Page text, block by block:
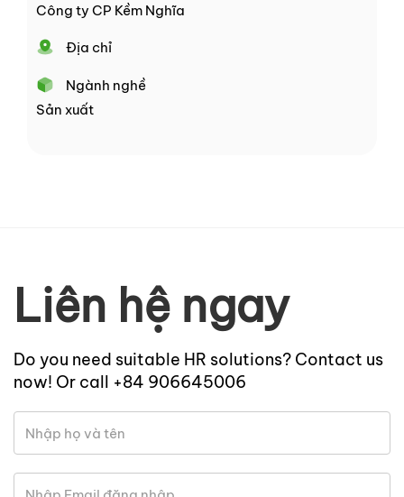
Công ty CP Kềm Nghĩa
Địa chỉ
Ngành nghề
Sản xuất
Liên hệ ngay
Do you need suitable HR solutions? Contact us
now! Or call +84 906645006